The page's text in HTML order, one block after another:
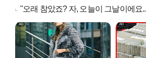
"오래 참았죠? 자, 오늘이 그날이에요